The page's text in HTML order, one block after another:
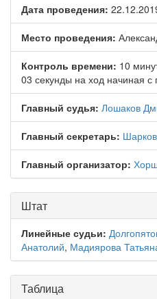
Дата проведения:
Место проведения:
Контроль времени: 10
03 секунды на ход начиная с
Главный судья: Лошаков
Главный секретарь:
Главный организатор:
Штат
Линейные судьи:
Анатолий, Мадиярова
Таблица